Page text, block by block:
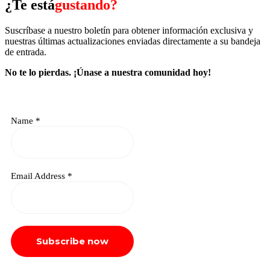
¿Te estágustando?
Suscríbase a nuestro boletín para obtener información exclusiva y
nuestras últimas actualizaciones enviadas directamente a su bandeja
de entrada.
No te lo pierdas. ¡Únase a nuestra comunidad hoy!
Name *
Email Address *